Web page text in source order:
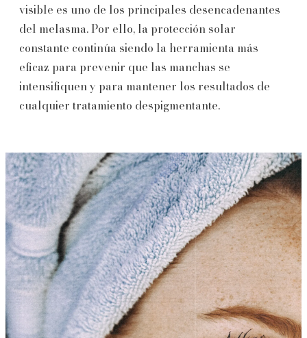
visible es uno de los principales desencadenantes
del melasma. Por ello, la protección solar
constante continúa siendo la herramienta más
eficaz para prevenir que las manchas se
intensifiquen y para mantener los resultados de
cualquier tratamiento despigmentante.